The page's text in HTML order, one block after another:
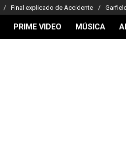
Final explicado de Accidente
PRIME VIDEO MÚSICA